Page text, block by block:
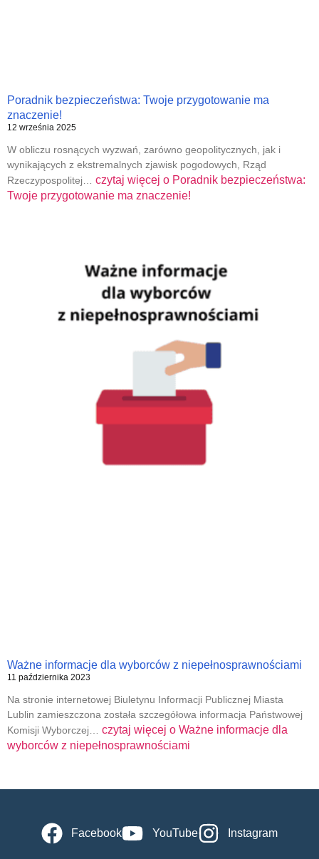
Poradnik bezpieczeństwa: Twoje przygotowanie ma
znaczenie!
12 września 2025
W obliczu rosnących wyzwań, zarówno geopolitycznych, jak i
wynikających z ekstremalnych zjawisk pogodowych, Rząd
Rzeczypospolitej… czytaj więcej o Poradnik bezpieczeństwa:
Twoje przygotowanie ma znaczenie!
Ważne informacje dla wyborców z niepełnosprawnościami
11 października 2023
Na stronie internetowej Biuletynu Informacji Publicznej Miasta
Lublin zamieszczona została szczegółowa informacja Państwowej
Komisji Wyborczej… czytaj więcej o Ważne informacje dla
wyborców z niepełnosprawnościami
Facebook YouTube Instagram